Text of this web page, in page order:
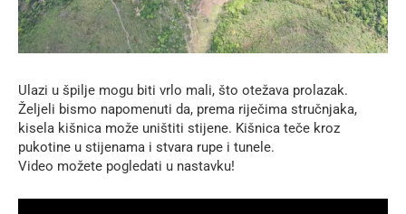
Ulazi u špilje mogu biti vrlo mali, što otežava prolazak.
Željeli bismo napomenuti da, prema riječima stručnjaka,
kisela kišnica može uništiti stijene. Kišnica teče kroz
pukotine u stijenama i stvara rupe i tunele.
Video možete pogledati u nastavku!